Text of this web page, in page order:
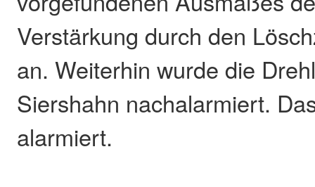
Verstärkung durch den
an. Weiterhin wurde die
Siershahn nachalarmiert.
alarmiert.